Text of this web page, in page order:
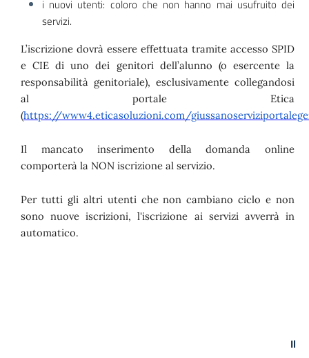
i nuovi utenti: coloro che non hanno mai usufruito dei
servizi.
L’iscrizione dovrà essere effettuata tramite accesso SPID
e CIE di uno dei genitori dell’alunno (o esercente la
responsabilità genitoriale), esclusivamente collegandosi
al portale Etica
(https://www4.eticasoluzioni.com/
Il mancato inserimento della domanda online
comporterà la NON iscrizione al servizio.
Per tutti gli altri utenti che non cambiano ciclo e non
sono nuove iscrizioni, l'iscrizione ai servizi avverrà in
automatico.
Il